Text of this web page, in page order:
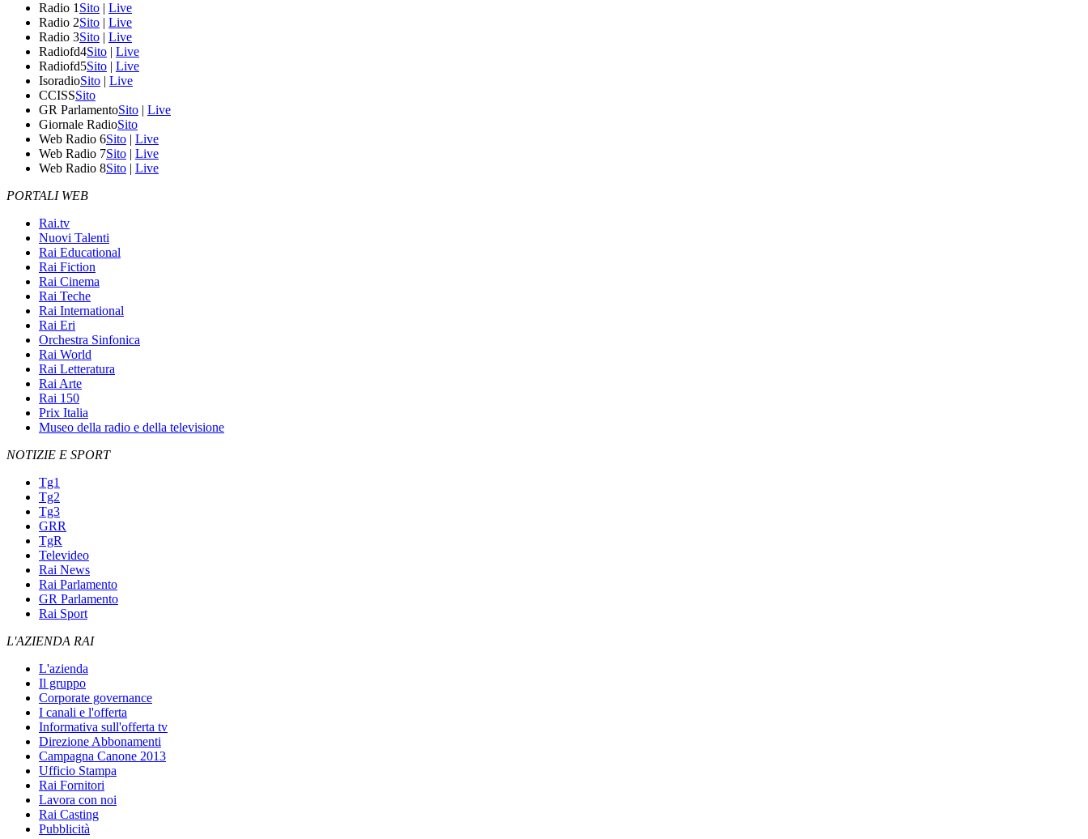
Radio 1 Sito | Live
Radio 2Sito | Live
Radio 3Sito | Live
Radiofd4Sito | Live
Radiofd5Sito | Live
IsoradioSito | Live
CCISSSito
GR ParlamentoSito | Live
Giornale RadioSito
Web Radio 6Sito | Live
Web Radio 7Sito | Live
Web Radio 8Sito | Live
PORTALI WEB
Rai.tv
Nuovi Talenti
Rai Educational
Rai Fiction
Rai Cinema
Rai Teche
Rai International
Rai Eri
Orchestra Sinfonica
Rai World
Rai Letteratura
Rai Arte
Rai 150
Prix Italia
Museo della radio e della televisione
NOTIZIE E SPORT
Tg1
Tg2
Tg3
GRR
TgR
Televideo
Rai News
Rai Parlamento
GR Parlamento
Rai Sport
L'AZIENDA RAI
L'azienda
Il gruppo
Corporate governance
I canali e l'offerta
Informativa sull'offerta tv
Direzione Abbonamenti
Campagna Canone 2013
Ufficio Stampa
Rai Fornitori
Lavora con noi
Rai Casting
Pubblicità